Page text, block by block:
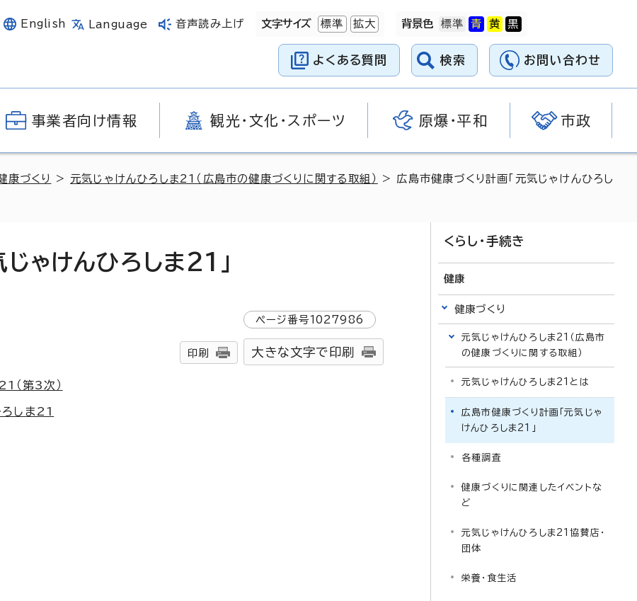
English Language 音声読み上げ 文字サイズ 標準 拡大 背景色
よくある質問 検索 お問い合わせ
事業者向け情報 観光・文化・スポーツ 原爆・平和 市政
康づくり >元気じゃけんひろしま21（広島市の健康づくりに関する取組）
> 広島市健康づくり計画「元気じゃけんひろし
ゃけんひろしま21」
ページ番号1027986
印刷 大きな文字で印刷
（第3次）
しま21
くらし・手続き
健康
健康づくり
元気じゃけんひろしま21（広島市
の健康づくりに関する取組）
元気じゃけんひろしま21とは
広島市健康づくり計画「元気じゃ
けんひろしま21」
各種調査
健康づくりに関連したイベントな
ど
元気じゃけんひろしま21協賛店・
団体
栄養・食生活